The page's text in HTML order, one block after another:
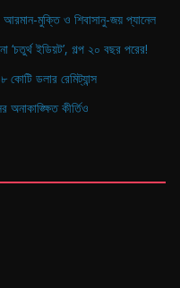
আরমান-মুক্তি ও শিবাসানু-জয় প্যানেল
ইডিয়ট’, গল্প ২০ বছর পরের!
ডলার রেমিট্যান্স
অনাকাঙ্ক্ষিত কীর্তিও